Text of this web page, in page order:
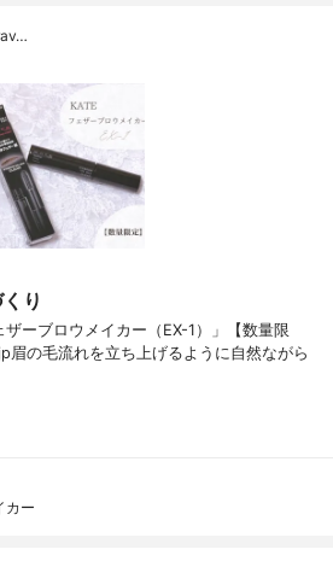
り
ザーブロウメイカー（EX-1）」【数量限
の毛流れを立ち上げるように自然ながら
カー